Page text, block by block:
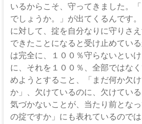
いるからこそ、守ってきました。
でしょうか。」が出てくるんです
に対して、掟を自分なりに守りさ
できたことになると受け止めてい
は完全に、１００％守らないとい
に、それを１００％、全部ではな
めようとすること、「まだ何か欠
か」、欠けているのに、欠けている
気づかないことが、当たり前とな
の掟ですか」にも表れているので